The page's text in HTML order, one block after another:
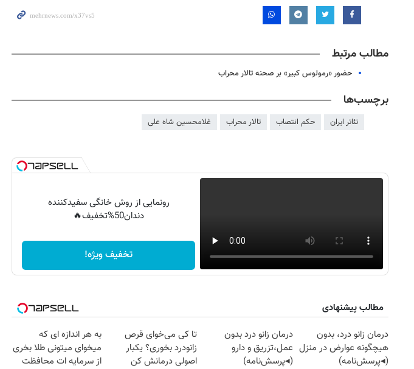
مطالب مرتبط
حضور «رمولوس کبیر» بر صحنه تالار محراب
برچسب‌ها
تئاتر ایران حکم انتصاب تالار محراب غلامحسین شاه علی
رونمایی از روش خانگی سفیدکننده
دندان50%تخفیف🔥
تخفیف ویژه!
مطالب پیشنهادی
درمان زانو درد، بدون
هیچگونه عوارض در منزل
(◂پرسش‌نامه)
درمان زانو درد بدون
عمل،تزریق و دارو
(◂پرسش‌نامه)
تا کی می‌خوای قرص
زانودرد بخوری؟ یکبار
اصولی درمانش کن
به هر اندازه ای که
میخوای میتونی طلا بخری
از سرمایه ات محافظت